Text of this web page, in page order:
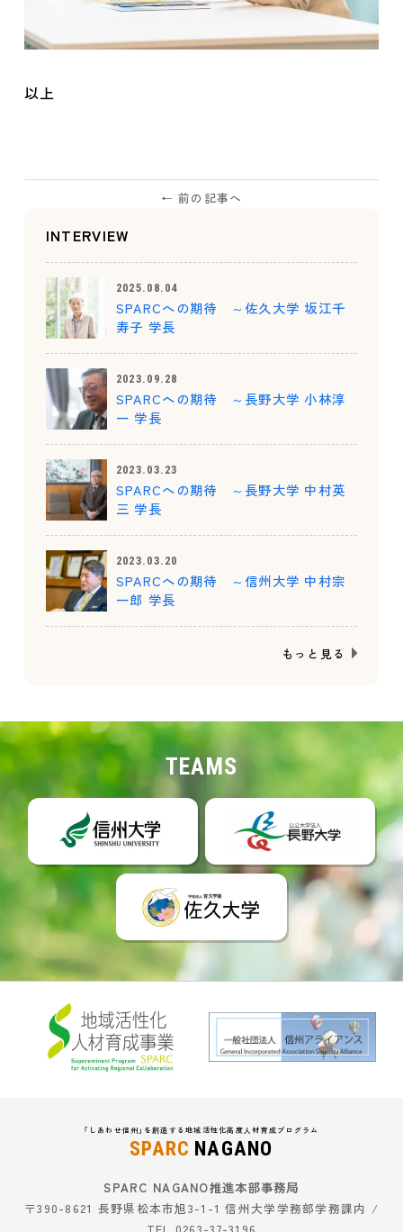
以上
← 前の記事へ
INTERVIEW
2025.08.04
SPARCへの期待 ～佐久大学 坂江千
寿子 学長
2023.09.28
SPARCへの期待 ～長野大学 小林淳
一 学長
2023.03.23
SPARCへの期待 ～長野大学 中村英
三 学長
2023.03.20
SPARCへの期待 ～信州大学 中村宗
一郎 学長
もっと見る
TEAMS
「しあわせ信州」を創造する地域活性化高度人材育成プログラム
SPARC NAGANO
SPARC NAGANO推進本部事務局
〒390-8621 長野県松本市旭3-1-1 信州大学学務部学務課内 /